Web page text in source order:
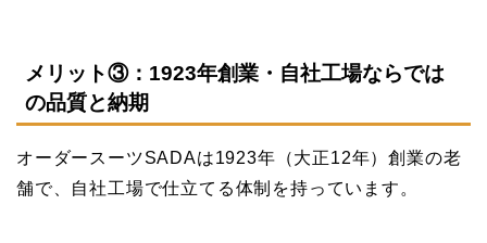
メリット③：1923年創業・自社工場ならでは
の品質と納期
オーダースーツSADAは1923年（大正12年）創業の老
舗で、自社工場で仕立てる体制を持っています。